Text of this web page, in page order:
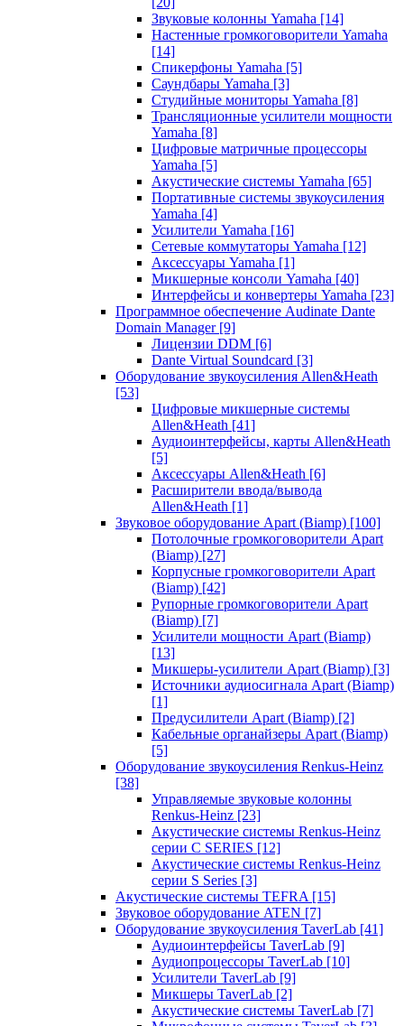
Звуковые колонны Yamaha [14]
Настенные громкоговорители Yamaha
[14]
Спикерфоны Yamaha [5]
Саундбары Yamaha [3]
Студийные мониторы Yamaha [8]
Трансляционные усилители мощности
Yamaha [8]
Цифровые матричные процессоры
Yamaha [5]
Акустические системы Yamaha [65]
Портативные системы звукоусиления
Yamaha [4]
Усилители Yamaha [16]
Сетевые коммутаторы Yamaha [12]
Аксессуары Yamaha [1]
Микшерные консоли Yamaha [40]
Интерфейсы и конвертеры Yamaha [23]
Программное обеспечение Audinate Dante
Domain Manager [9]
Лицензии DDM [6]
Dante Virtual Soundcard [3]
Оборудование звукоусиления Allen&Heath
[53]
Цифровые микшерные системы
Allen&Heath [41]
Аудиоинтерфейсы, карты Allen&Heath
[5]
Аксессуары Allen&Heath [6]
Расширители ввода/вывода
Allen&Heath [1]
Звуковое оборудование Apart (Biamp) [100]
Потолочные громкоговорители Apart
(Biamp) [27]
Корпусные громкоговорители Apart
(Biamp) [42]
Рупорные громкоговорители Apart
(Biamp) [7]
Усилители мощности Apart (Biamp)
[13]
Микшеры-усилители Apart (Biamp) [3]
Источники аудиосигнала Apart (Biamp)
[1]
Предусилители Apart (Biamp) [2]
Кабельные органайзеры Apart (Biamp)
[5]
Оборудование звукоусиления Renkus-Heinz
[38]
Управляемые звуковые колонны
Renkus-Heinz [23]
Акустические системы Renkus-Heinz
серии C SERIES [12]
Акустические системы Renkus-Heinz
серии S Series [3]
Акустические системы TEFRA [15]
Звуковое оборудование ATEN [7]
Оборудование звукоусиления TaverLab [41]
Аудиоинтерфейсы TaverLab [9]
Аудиопроцессоры TaverLab [10]
Усилители TaverLab [9]
Микшеры TaverLab [2]
Акустические системы TaverLab [7]